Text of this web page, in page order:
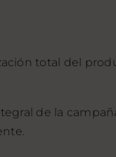
total del
de la